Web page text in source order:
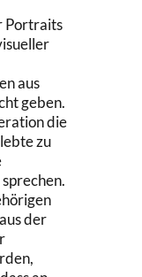
Portraits
aus
geben.
die
zu
der